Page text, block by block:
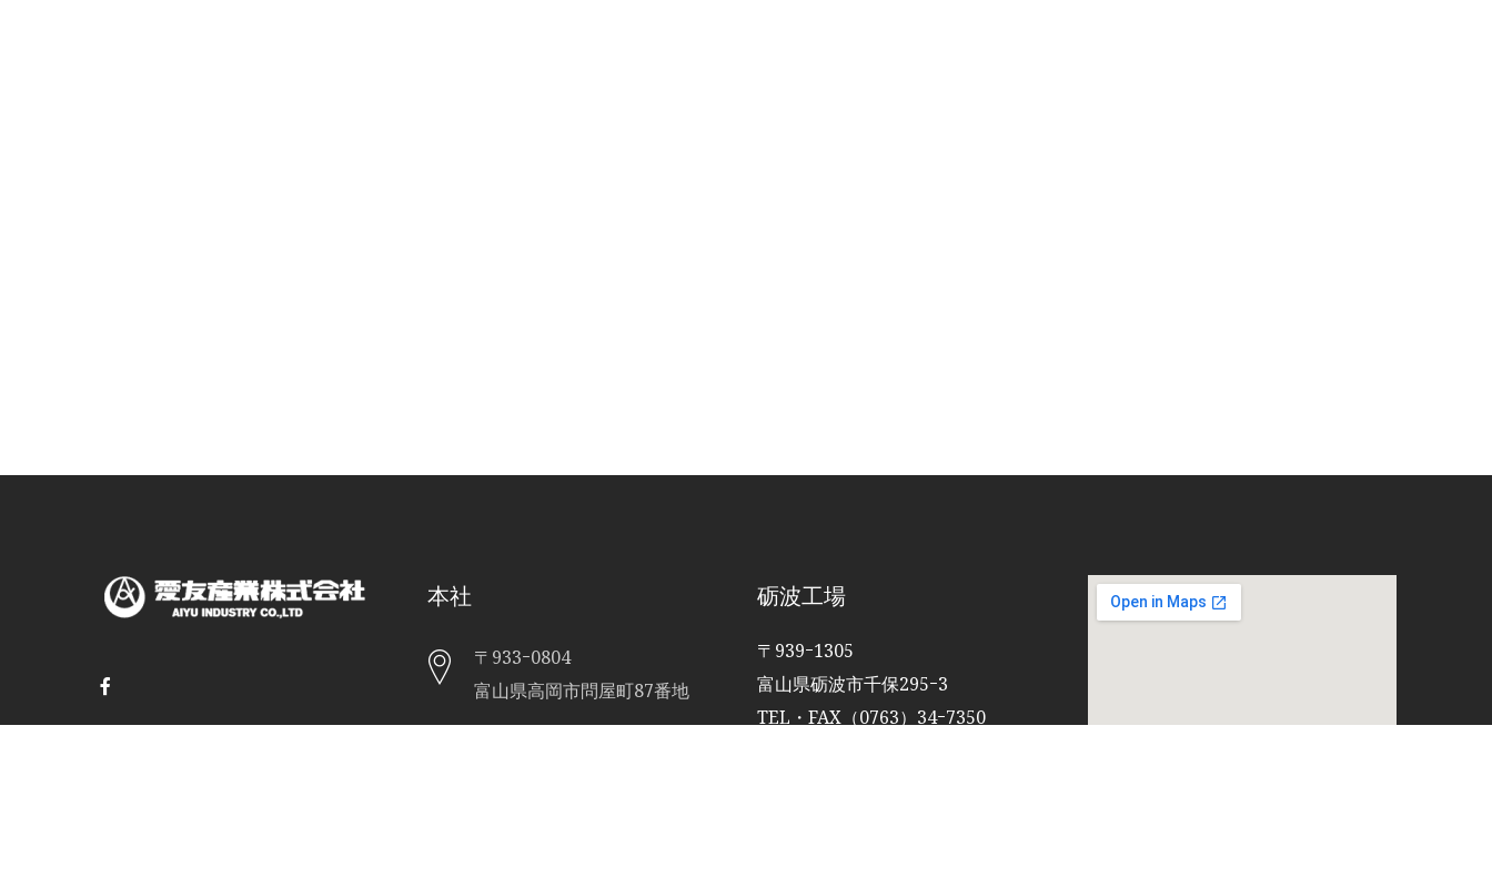
本社
〒933ｰ0804
富山県高岡市問屋町87番地
砺波工場
〒939ｰ1305
富山県砺波市千保295ｰ3
TEL・FAX（0763）34ｰ7350